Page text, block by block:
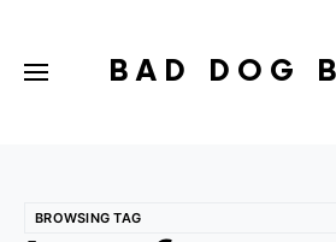
BAD DOG
BROWSING TAG